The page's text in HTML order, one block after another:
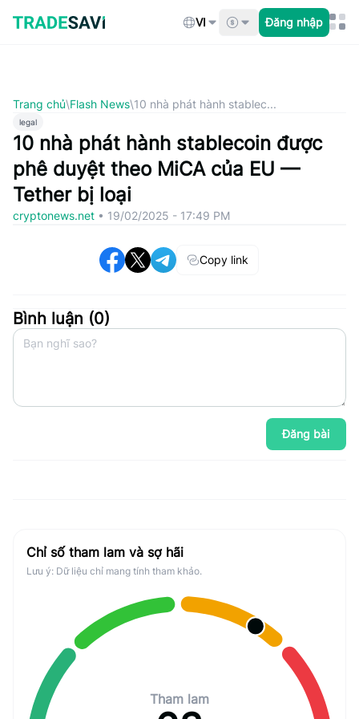
qua
nội
VI Đăng nhập
Trang chủ\Flash News\10 nhà phát hành stablec...
legal
10 nhà phát hành stablecoin được
phê duyệt theo MiCA của EU —
Tether bị loại
cryptonews.net • 19/02/2025 - 17:49 PM
Copy link
Bình luận (0)
Đăng bài
Chỉ số tham lam và sợ hãi
Lưu ý: Dữ liệu chỉ mang tính tham khảo.
Tham lam